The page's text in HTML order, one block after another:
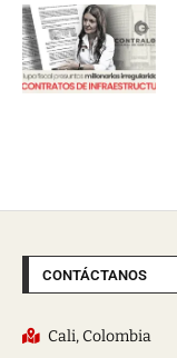
CONTÁCTANOS
Cali, Colombia